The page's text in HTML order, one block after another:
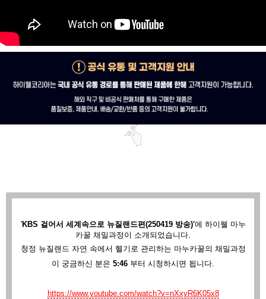
'KBS 걸어서 세계속으로 뉴질랜드편(250419 방송)'에 하이웰 마누
카꿀 채밀과정이 소개되었습니다.
청정 뉴질랜드 자연 속에서 헬기로 관리하는 마누카꿀의 채밀과정
이 궁금하신 분은 5:46 부터 시청하시면 됩니다.
https://www.youtube.com/watch?v=nXxyR6K05x8